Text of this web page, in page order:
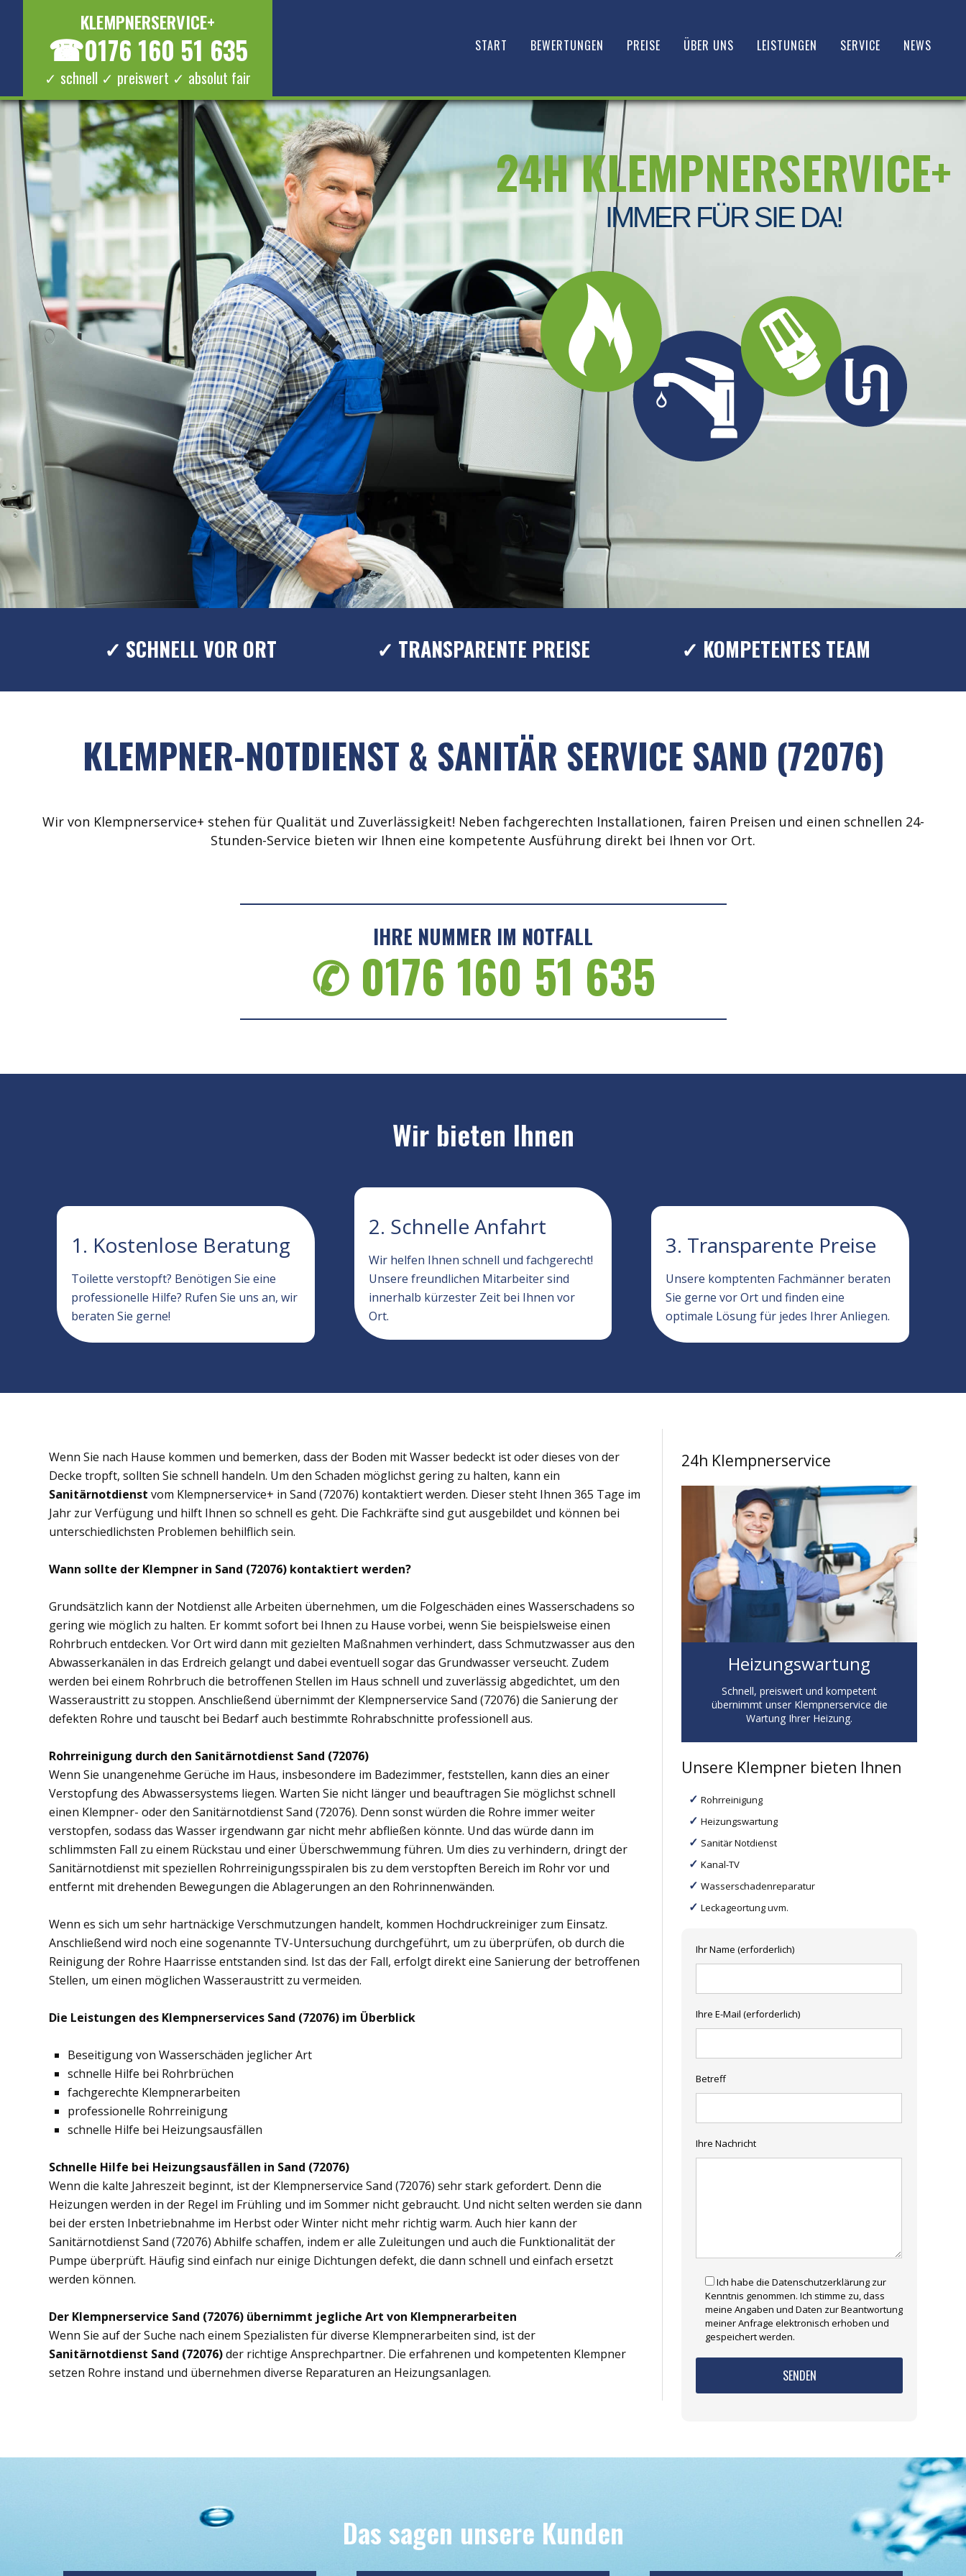
KLEMPNERSERVICE+
☎0176 160 51 635
✓ schnell ✓ preiswert ✓ absolut fair
START BEWERTUNGEN PREISE ÜBER UNS LEISTUNGEN SERVICE NEWS
24H KLEMPNERSERVICE+
IMMER FÜR SIE DA!
✓ SCHNELL VOR ORT ✓ TRANSPARENTE PREISE ✓ KOMPETENTES TEAM
KLEMPNER-NOTDIENST & SANITÄR SERVICE SAND (72076)
Wir von Klempnerservice+ stehen für Qualität und Zuverlässigkeit! Neben fachgerechten Installationen, fairen Preisen und einen schnellen 24-
Stunden-Service bieten wir Ihnen eine kompetente Ausführung direkt bei Ihnen vor Ort.
IHRE NUMMER IM NOTFALL
✆ 0176 160 51 635
Wir bieten Ihnen
1. Kostenlose Beratung
Toilette verstopft? Benötigen Sie eine
professionelle Hilfe? Rufen Sie uns an, wir
beraten Sie gerne!
2. Schnelle Anfahrt
Wir helfen Ihnen schnell und fachgerecht!
Unsere freundlichen Mitarbeiter sind
innerhalb kürzester Zeit bei Ihnen vor
Ort.
3. Transparente Preise
Unsere komptenten Fachmänner beraten
Sie gerne vor Ort und finden eine
optimale Lösung für jedes Ihrer Anliegen.
24h Klempnerservice
Heizungswartung
Schnell, preiswert und kompetent
übernimmt unser Klempnerservice die
Wartung Ihrer Heizung.
Unsere Klempner bieten Ihnen
Rohrreinigung
Heizungswartung
Sanitär Notdienst
Kanal-TV
Wasserschadenreparatur
Leckageortung uvm.
Ihr Name (erforderlich)
Ihre E-Mail (erforderlich)
Betreff
Ihre Nachricht
Ich habe die Datenschutzerklärung zur
Kenntnis genommen. Ich stimme zu, dass
meine Angaben und Daten zur Beantwortung
meiner Anfrage elektronisch erhoben und
gespeichert werden.
Wenn Sie nach Hause kommen und bemerken, dass der Boden mit Wasser bedeckt ist oder dieses von der
Decke tropft, sollten Sie schnell handeln. Um den Schaden möglichst gering zu halten, kann ein
Sanitärnotdienst vom Klempnerservice+ in Sand (72076) kontaktiert werden. Dieser steht Ihnen 365 Tage im
Jahr zur Verfügung und hilft Ihnen so schnell es geht. Die Fachkräfte sind gut ausgebildet und können bei
unterschiedlichsten Problemen behilflich sein.
Wann sollte der Klempner in Sand (72076) kontaktiert werden?
Grundsätzlich kann der Notdienst alle Arbeiten übernehmen, um die Folgeschäden eines Wasserschadens so
gering wie möglich zu halten. Er kommt sofort bei Ihnen zu Hause vorbei, wenn Sie beispielsweise einen
Rohrbruch entdecken. Vor Ort wird dann mit gezielten Maßnahmen verhindert, dass Schmutzwasser aus den
Abwasserkanälen in das Erdreich gelangt und dabei eventuell sogar das Grundwasser verseucht. Zudem
werden bei einem Rohrbruch die betroffenen Stellen im Haus schnell und zuverlässig abgedichtet, um den
Wasseraustritt zu stoppen. Anschließend übernimmt der Klempnerservice Sand (72076) die Sanierung der
defekten Rohre und tauscht bei Bedarf auch bestimmte Rohrabschnitte professionell aus.
Rohrreinigung durch den Sanitärnotdienst Sand (72076)
Wenn Sie unangenehme Gerüche im Haus, insbesondere im Badezimmer, feststellen, kann dies an einer
Verstopfung des Abwassersystems liegen. Warten Sie nicht länger und beauftragen Sie möglichst schnell
einen Klempner- oder den Sanitärnotdienst Sand (72076). Denn sonst würden die Rohre immer weiter
verstopfen, sodass das Wasser irgendwann gar nicht mehr abfließen könnte. Und das würde dann im
schlimmsten Fall zu einem Rückstau und einer Überschwemmung führen. Um dies zu verhindern, dringt der
Sanitärnotdienst mit speziellen Rohrreinigungsspiralen bis zu dem verstopften Bereich im Rohr vor und
entfernt mit drehenden Bewegungen die Ablagerungen an den Rohrinnenwänden.
Wenn es sich um sehr hartnäckige Verschmutzungen handelt, kommen Hochdruckreiniger zum Einsatz.
Anschließend wird noch eine sogenannte TV-Untersuchung durchgeführt, um zu überprüfen, ob durch die
Reinigung der Rohre Haarrisse entstanden sind. Ist das der Fall, erfolgt direkt eine Sanierung der betroffenen
Stellen, um einen möglichen Wasseraustritt zu vermeiden.
Die Leistungen des Klempnerservices Sand (72076) im Überblick
Beseitigung von Wasserschäden jeglicher Art
schnelle Hilfe bei Rohrbrüchen
fachgerechte Klempnerarbeiten
professionelle Rohrreinigung
schnelle Hilfe bei Heizungsausfällen
Schnelle Hilfe bei Heizungsausfällen in Sand (72076)
Wenn die kalte Jahreszeit beginnt, ist der Klempnerservice Sand (72076) sehr stark gefordert. Denn die
Heizungen werden in der Regel im Frühling und im Sommer nicht gebraucht. Und nicht selten werden sie dann
bei der ersten Inbetriebnahme im Herbst oder Winter nicht mehr richtig warm. Auch hier kann der
Sanitärnotdienst Sand (72076) Abhilfe schaffen, indem er alle Zuleitungen und auch die Funktionalität der
Pumpe überprüft. Häufig sind einfach nur einige Dichtungen defekt, die dann schnell und einfach ersetzt
werden können.
Der Klempnerservice Sand (72076) übernimmt jegliche Art von Klempnerarbeiten
Wenn Sie auf der Suche nach einem Spezialisten für diverse Klempnerarbeiten sind, ist der
Sanitärnotdienst Sand (72076)der richtige Ansprechpartner. Die erfahrenen und kompetenten Klempner
setzen Rohre instand und übernehmen diverse Reparaturen an Heizungsanlagen.
Das sagen unsere Kunden